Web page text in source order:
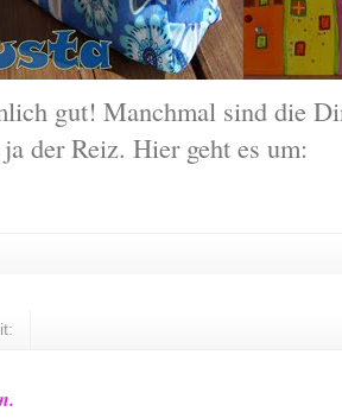
gut! Manchmal sind die
der Reiz. Hier geht es um: